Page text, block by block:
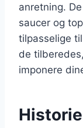
anretning.
saucer og
tilpasselige
de
imponere